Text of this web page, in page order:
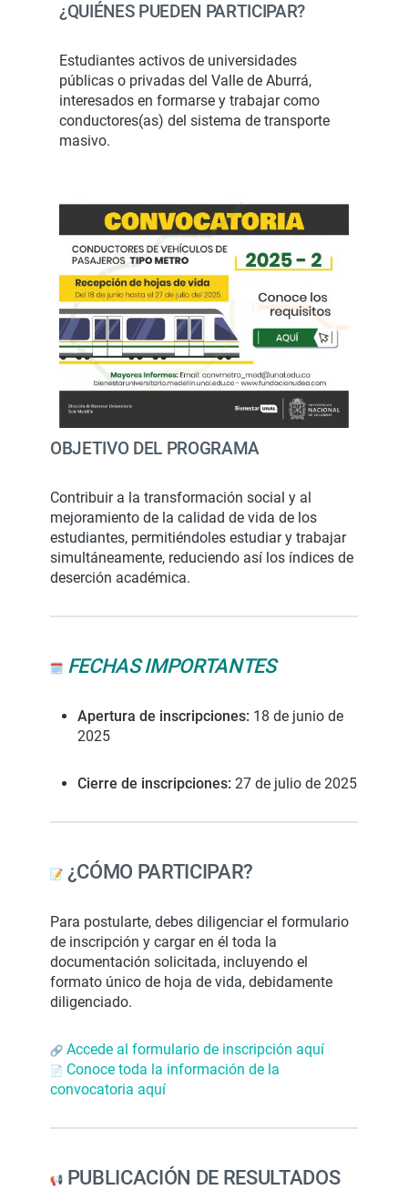
¿QUIÉNES PUEDEN PARTICIPAR?
Estudiantes activos de universidades
públicas o privadas del Valle de Aburrá,
interesados en formarse y trabajar como
conductores(as) del sistema de transporte
masivo.
OBJETIVO DEL PROGRAMA
Contribuir a la transformación social y al
mejoramiento de la calidad de vida de los
estudiantes, permitiéndoles estudiar y trabajar
simultáneamente, reduciendo así los índices de
deserción académica.
FECHAS IMPORTANTES
Apertura de inscripciones: 18 de junio de
2025
Cierre de inscripciones: 27 de julio de 2025
¿CÓMO PARTICIPAR?
Para postularte, debes diligenciar el formulario
de inscripción y cargar en él toda la
documentación solicitada, incluyendo el
formato único de hoja de vida, debidamente
diligenciado.
Accede al formulario de inscripción aquí
Conoce toda la información de la
convocatoria aquí
PUBLICACIÓN DE RESULTADOS